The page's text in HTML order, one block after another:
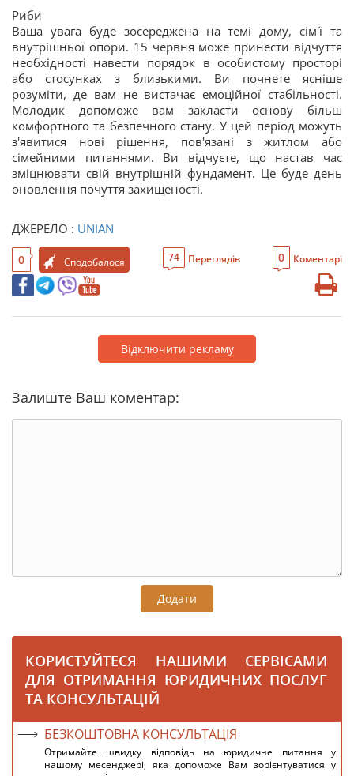
Риби
Ваша увага буде зосереджена на темі дому, сім'ї та
внутрішньої опори. 15 червня може принести відчуття
необхідності навести порядок в особистому просторі
або стосунках з близькими. Ви почнете ясніше
розуміти, де вам не вистачає емоційної стабільності.
Молодик допоможе вам закласти основу більш
комфортного та безпечного стану. У цей період можуть
з'явитися нові рішення, пов'язані з житлом або
сімейними питаннями. Ви відчуєте, що настав час
зміцнювати свій внутрішній фундамент. Це буде день
оновлення почуття захищеності.
ДЖЕРЕЛО : UNIAN
0 Сподобалося 74 Переглядів 0 Коментарі
Відключити рекламу
Залиште Ваш коментар:
Додати
КОРИСТУЙТЕСЯ НАШИМИ СЕРВІСАМИ
ДЛЯ ОТРИМАННЯ ЮРИДИЧНИХ ПОСЛУГ
ТА КОНСУЛЬТАЦІЙ
БЕЗКОШТОВНА КОНСУЛЬТАЦІЯ
Отримайте швидку відповідь на юридичне питання у
нашому месенджері, яка допоможе Вам зорієнтуватися у